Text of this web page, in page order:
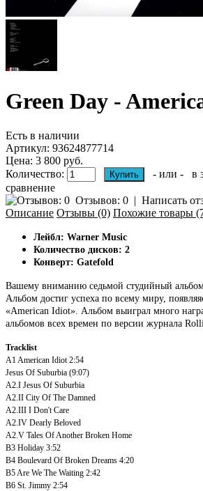
Green Day -
Есть в наличии
Артикул: 93624877714
Цена: 3 800 руб.
Количество:
- или -
в
сравнение
Отзывов: 0 | Написать
Описание Отзывы (0) Похожие товары
Лейбл: Warner Music
Количество дисков: 2
Конверт: Gatefold
Вашему вниманию седьмой студийный
Альбом достиг успеха по всему миру,
«American Idiot». Альбом выиграл много
альбомов всех времен по версии журнала
Tracklist
A1American Idiot 2:54
Jesus Of Suburbia (9:07)
A2.I Jesus Of Suburbia
A2.II City Of The Damned
A2.III I Don't Care
A2.IV Dearly Beloved
A2.V Tales Of Another Broken Home
B3 Holiday 3:52
B4 Boulevard Of Broken Dreams 4:20
B5Are We The Waiting 2:42
B6 St. Jimmy 2:54